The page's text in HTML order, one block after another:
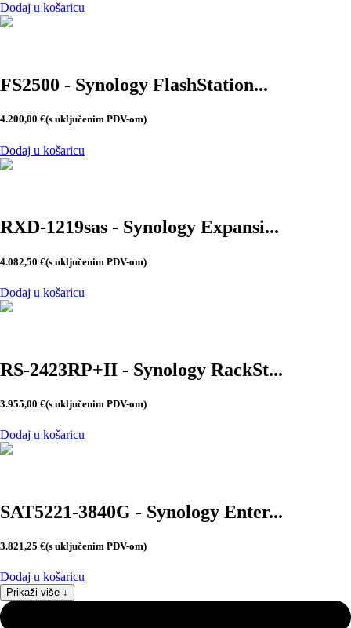
Dodaj u košaricu
FS2500 - Synology FlashStation...
4.200,00 €(s uključenim PDV-om)
Dodaj u košaricu
RXD-1219sas - Synology Expansi...
4.082,50 €(s uključenim PDV-om)
Dodaj u košaricu
RS-2423RP+II - Synology RackSt...
3.955,00 €(s uključenim PDV-om)
Dodaj u košaricu
SAT5221-3840G - Synology Enter...
3.821,25 €(s uključenim PDV-om)
Dodaj u košaricu
Prikaži više ↓